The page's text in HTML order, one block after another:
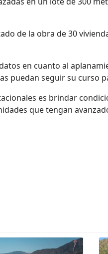
de la obra de 30
en cuanto al
puedan seguir su curso
es brindar
que tengan
brinda respuesta a las